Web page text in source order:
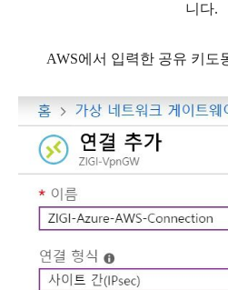
니다.
AWS에서 입력한 공유 키도